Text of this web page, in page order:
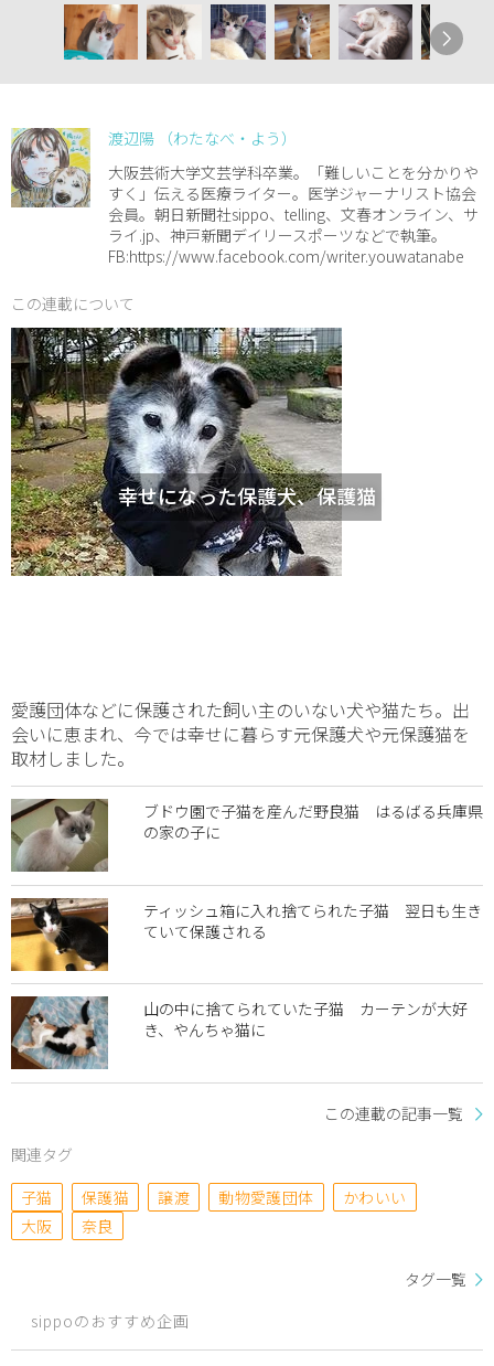
渡辺陽 （わたなべ・よう）
大阪芸術大学文芸学科卒業。「難しいことを分かりや
すく」伝える医療ライター。医学ジャーナリスト協会
会員。朝日新聞社sippo、telling、文春オンライン、サ
ライ.jp、神戸新聞デイリースポーツなどで執筆。
FB:https://www.facebook.com/writer.youwatanabe
この連載について
幸せになった保護犬、保護猫
愛護団体などに保護された飼い主のいない犬や猫たち。出
会いに恵まれ、今では幸せに暮らす元保護犬や元保護猫を
取材しました。
ブドウ園で子猫を産んだ野良猫 はるばる兵庫県
の家の子に
ティッシュ箱に入れ捨てられた子猫 翌日も生き
ていて保護される
山の中に捨てられていた子猫 カーテンが大好
き、やんちゃ猫に
この連載の記事一覧
関連タグ
子猫
保護猫 譲渡 動物愛護団体
かわいい
大阪
奈良
タグ一覧
sippoのおすすめ企画